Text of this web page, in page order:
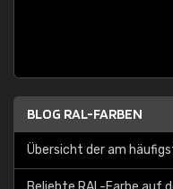
BLOG RAL-FARBEN
Übersicht der am